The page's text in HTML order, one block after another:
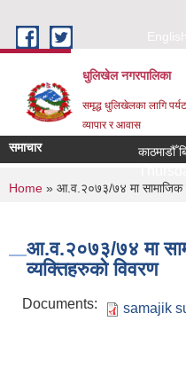
English
धुलिखेल नगरपालिका
समृद्ध धुलिखेलका लागि
व्यापार र आवास
समाचार काठमाडौँ
You are here
Home » आ.व.२०७३/७४ मा सामाजिक
आ.व.२०७३/७४ मा
व्यक्तिहरुको विवरण
Documents: samajik